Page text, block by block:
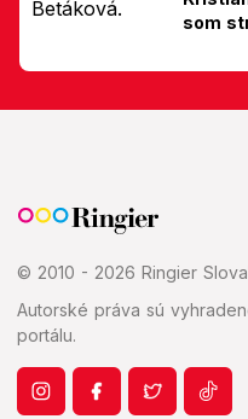
som
© 2010 - 2026 Ringier
Autorské práva sú
portálu.